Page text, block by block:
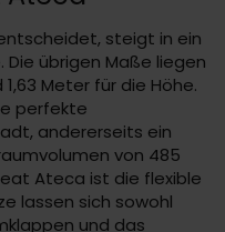
steigt in ein
Die übrigen Maße liegen
Meter für die Höhe.
perfekte
andererseits ein
von 485
Ateca ist die flexible
lassen sich sowohl
und das